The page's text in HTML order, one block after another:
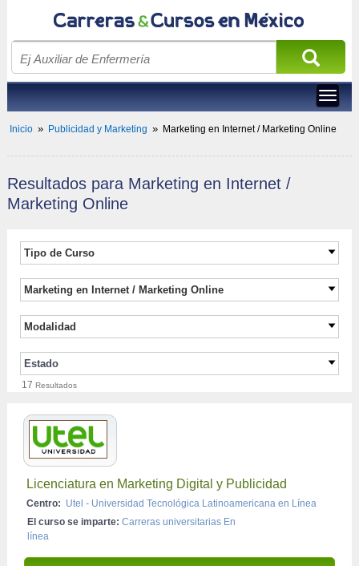
Toggle
Inicio » Publicidad y Marketing » Marketing en Internet / Marketing Online
Resultados para Marketing en Internet /
Marketing Online
Tipo de Curso
Carreras universitarias
Maestrías Ejecutivas
Maestría
Posgrado
Doctorado
Marketing en Internet / Marketing Online
Marketing en Internet / Marketing Online
Atención al Cliente
Comunicación de Marketing
Marketing
Atención Telefónica
Comunicación Integrada de Ventas
Publicidad
Comercial y Ventas
Gestión de Marketing
Modalidad
En línea
Presencial
Estado
Aguascalientes
Chiapas
Chihuahua
Coahuila
Estado de México
Hidalgo
San Luis Potosi
17 Resultados
Licenciatura en Marketing Digital y Publicidad
Centro: Utel - Universidad Tecnológica Latinoamericana en Línea
El curso se imparte: Carreras universitarias En
línea